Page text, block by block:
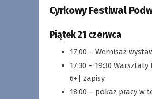
Cyrkowy Festiwal
Piątek 21 czerwca
17:00 – Wernisaż
17:30 – 19:30
6+| zapisy
18:00 – pokaz pracy w